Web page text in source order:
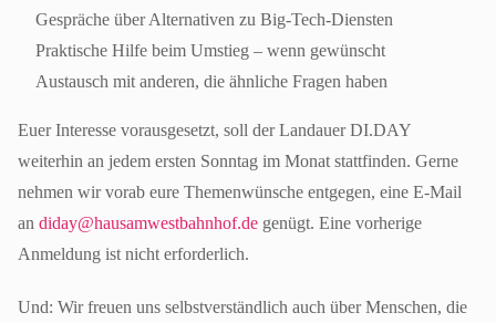
Gespräche über Alternativen zu Big-Tech-Diensten
Praktische Hilfe beim Umstieg – wenn gewünscht
Austausch mit anderen, die ähnliche Fragen haben
Euer Interesse vorausgesetzt, soll der Landauer DI.DAY
weiterhin an jedem ersten Sonntag im Monat stattfinden. Gerne
nehmen wir vorab eure Themenwünsche entgegen, eine E-Mail
an diday@hausamwestbahnhof.de genügt. Eine vorherige
Anmeldung ist nicht erforderlich.
Und: Wir freuen uns selbstverständlich auch über Menschen, die